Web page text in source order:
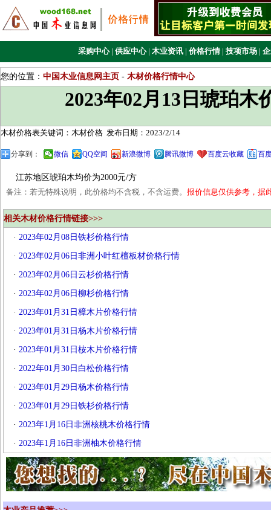
采购中心 | 供应中心 | 木业资讯 | 价格行情 | 技项市场 |
您的位置： 中国木业信息网主页 - 木材价格行情中心
2023年02月13日琥珀木
木材价格表关键词：木材价格 发布日期：2023/2/14
分享到： 微信 QQ空间 新浪微博 腾讯微博 百度云收藏 百
江苏地区琥珀木均价为2000元/方
备注：若无特殊说明，此价格均不含税，不含运费。 报价信息仅供参考，据
相关木材价格行情链接>>>
· 2023年02月08日铁杉价格行情
· 2023年02月06日非洲小叶红檀板材价格行情
· 2023年02月06日云杉价格行情
· 2023年02月06日柳杉价格行情
· 2023年01月31日樟木片价格行情
· 2023年01月31日杨木片价格行情
· 2023年01月31日桉木片价格行情
· 2022年01月30日白松价格行情
· 2023年01月29日杨木价格行情
· 2023年01月29日铁杉价格行情
· 2023年1月16日非洲核桃木价格行情
· 2023年1月16日非洲柚木价格行情